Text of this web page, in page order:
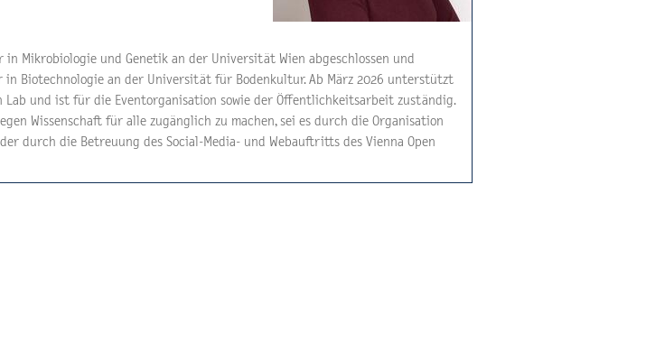
in Mikrobiologie und Genetik an der Universität Wien abgeschlossen und
Biotechnologie an der Universität für Bodenkultur. Ab März 2026 unterstützt
Lab und ist für die Eventorganisation sowie der Öffentlichkeitsarbeit zuständig.
Wissenschaft für alle zugänglich zu machen, sei es durch die Organisation
durch die Betreuung des Social-Media- und Webauftritts des Vienna Open